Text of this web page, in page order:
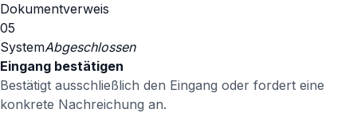
Dokumentverweis
05
SystemAbgeschlossen
Eingang bestätigen
Bestätigt ausschließlich den Eingang oder fordert eine
konkrete Nachreichung an.